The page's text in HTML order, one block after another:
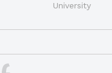
University